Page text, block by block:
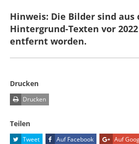
Hinweis: Die Bilder sind
Hintergrund-Texten vor
entfernt worden.
Drucken
Drucken
Teilen
Tweet Auf Facebook Auf